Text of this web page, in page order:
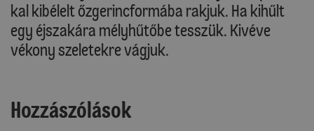
kal kibélelt őzgerincformába rakjuk. Ha kihűlt
egy éjszakára mélyhűtőbe tesszük. Kivéve
vékony szeletekre vágjuk.
Hozzászólások